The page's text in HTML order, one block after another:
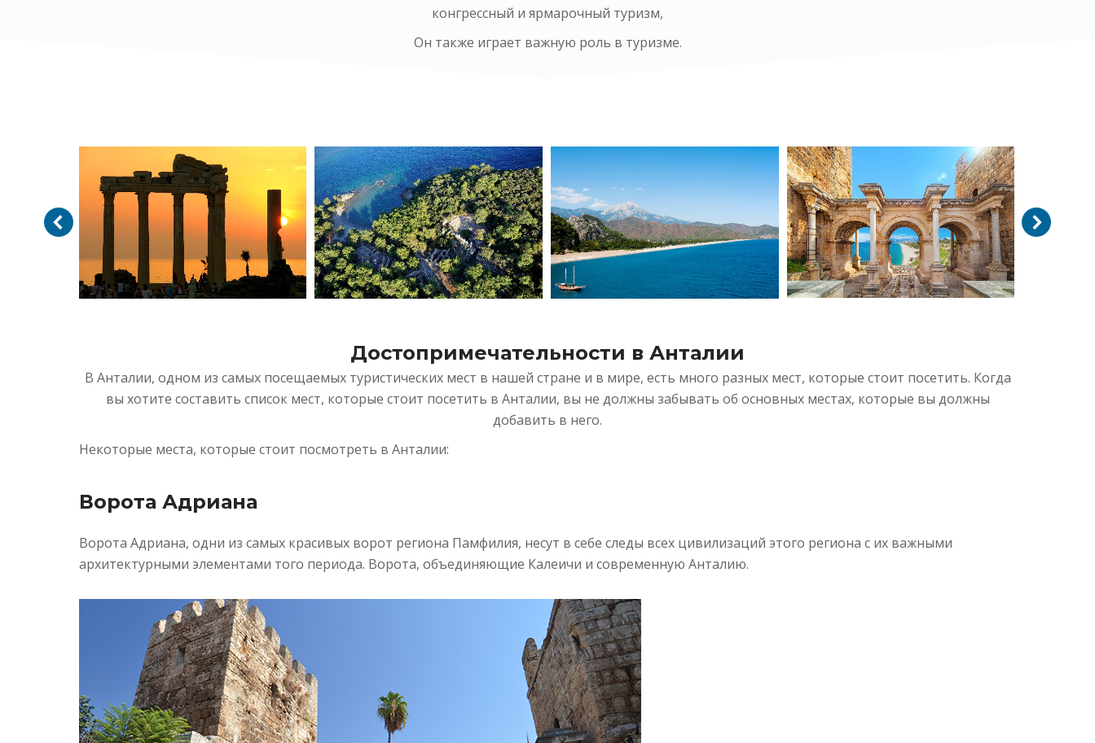
конгрессный и ярмарочный туризм,
Он также играет важную роль в туризме.
Достопримечательности в Анталии
В Анталии, одном из самых посещаемых туристических мест в нашей стране и в мире, есть много разных мест, которые стоит посетить. Когда
вы хотите составить список мест, которые стоит посетить в Анталии, вы не должны забывать об основных местах, которые вы должны
добавить в него.
Некоторые места, которые стоит посмотреть в Анталии:
Ворота Адриана
Ворота Адриана, одни из самых красивых ворот региона Памфилия, несут в себе следы всех цивилизаций этого региона с их важными
архитектурными элементами того периода. Ворота, объединяющие Калеичи и современную Анталию.